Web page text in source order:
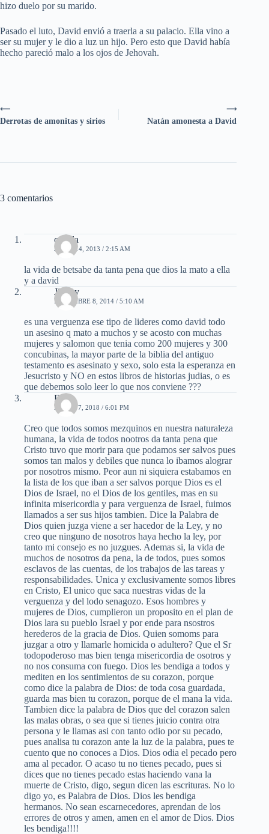
hizo duelo por su marido.
Pasado el luto, David envió a traerla a su palacio. Ella vino a
ser su mujer y le dio a luz un hijo. Pero esto que David había
hecho pareció malo a los ojos de Jehovah.
⟶
Natán amonesta a David
⟵
Derrotas de amonitas y sirios
3 comentarios
camila
JUNIO 14, 2013 / 2:15 AM
la vida de betsabe da tanta pena que dios la mato a ella
y a david
Jimmy
DICIEMBRE 8, 2014 / 5:10 AM
es una verguenza ese tipo de lideres como david todo
un asesino q mato a muchos y se acosto con muchas
mujeres y salomon que tenia como 200 mujeres y 300
concubinas, la mayor parte de la biblia del antiguo
testamento es asesinato y sexo, solo esta la esperanza en
Jesucristo y NO en estos libros de historias judias, o es
que debemos solo leer lo que nos conviene ???
Eliu
ENERO 7, 2018 / 6:01 PM
Creo que todos somos mezquinos en nuestra naturaleza
humana, la vida de todos nootros da tanta pena que
Cristo tuvo que morir para que podamos ser salvos pues
somos tan malos y debiles que nunca lo ibamos alograr
por nosotros mismo. Peor aun ni siquiera estabamos en
la lista de los que iban a ser salvos porque Dios es el
Dios de Israel, no el Dios de los gentiles, mas en su
infinita misericordia y para verguenza de Israel, fuimos
llamados a ser sus hijos tambien. Dice la Palabra de
Dios quien juzga viene a ser hacedor de la Ley, y no
creo que ninguno de nosotros haya hecho la ley, por
tanto mi consejo es no juzgues. Ademas si, la vida de
muchos de nosotros da pena, la de todos, pues somos
esclavos de las cuentas, de los trabajos de las tareas y
responsabilidades. Unica y exclusivamente somos libres
en Cristo, El unico que saca nuestras vidas de la
verguenza y del lodo senagozo. Esos hombres y
mujeres de Dios, cumplieron un proposito en el plan de
Dios lara su pueblo Israel y por ende para nsostros
herederos de la gracia de Dios. Quien somoms para
juzgar a otro y llamarle homicida o adultero? Que el Sr
todopoderoso mas bien tenga misericordia de osotros y
no nos consuma con fuego. Dios les bendiga a todos y
mediten en los sentimientos de su corazon, porque
como dice la palabra de Dios: de toda cosa guardada,
guarda mas bien tu corazon, porque de el mana la vida.
Tambien dice la palabra de Dios que del corazon salen
las malas obras, o sea que si tienes juicio contra otra
persona y le llamas asi con tanto odio por su pecado,
pues analisa tu corazon ante la luz de la palabra, pues te
cuento que no conoces a Dios. Dios odia el pecado pero
ama al pecador. O acaso tu no tienes pecado, pues si
dices que no tienes pecado estas haciendo vana la
muerte de Cristo, digo, segun dicen las escrituras. No lo
digo yo, es Palabra de Dios. Dios les bendiga
hermanos. No sean escarnecedores, aprendan de los
errores de otros y amen, amen en el amor de Dios. Dios
les bendiga!!!!